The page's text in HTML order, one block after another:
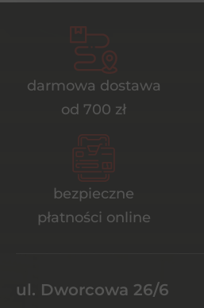
darmowa dostawa
od 700 zł
bezpieczne
płatności online
ul. Dworcowa 26/6